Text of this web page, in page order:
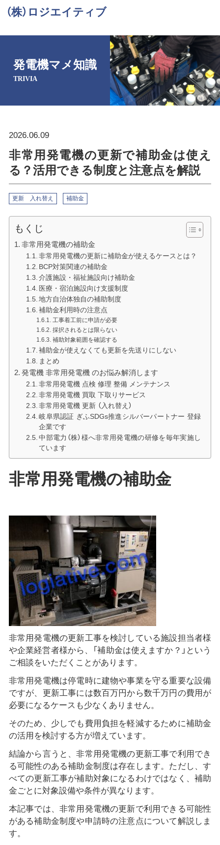
（株）ロジエイティブ
発電機マメ知識
TRIVIA
2026.06.09
非常用発電機の更新で補助金は使え
る？活用できる制度と注意点を解説
更新 入れ替え 補助金
もくじ
非常用発電機の補助金
非常用発電機の更新に補助金が使えるケースとは？
BCP対策関連の補助金
介護施設・福祉施設向け補助金
医療・宿泊施設向け支援制度
地方自治体独自の補助制度
補助金利用時の注意点
工事着工前に申請が必要
採択されるとは限らない
補助対象範囲を確認する
補助金が使えなくても更新を先送りにしない
まとめ
発電機 非常用発電機 のお悩み解消します
非常用発電機 点検 修理 整備 メンテナンス
非常用発電機 買取 下取りサービス
非常用発電機 更新 （入れ替え）
岐阜県認証 ぎふSDGs推進シルバーパートナー 登録
企業です
中部電力（株）様へ非常用発電機の研修を毎年実施し
ています
非常用発電機の補助金
非常用発電機の更新工事を検討している施設担当者様
や企業経営者様から、「補助金は使えますか？」という
ご相談をいただくことがあります。
非常用発電機は停電時に建物や事業を守る重要な設備
ですが、更新工事には数百万円から数千万円の費用が
必要になるケースも少なくありません。
そのため、少しでも費用負担を軽減するために補助金
の活用を検討する方が増えています。
結論から言うと、非常用発電機の更新工事で利用でき
る可能性のある補助金制度は存在します。ただし、す
べての更新工事が補助対象になるわけではなく、補助
金ごとに対象設備や条件が異なります。
本記事では、非常用発電機の更新で利用できる可能性
がある補助金制度や申請時の注意点について解説しま
す。